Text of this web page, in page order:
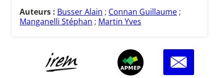
Auteurs : Busser Alain ; Connan Guillaume ;
Manganelli Stéphan ; Martin Yves